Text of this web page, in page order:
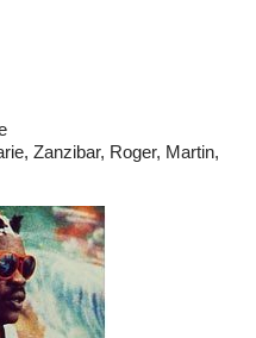
Zanzibar, Roger, Martin,